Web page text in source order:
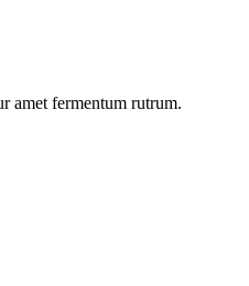
amet fermentum rutrum.